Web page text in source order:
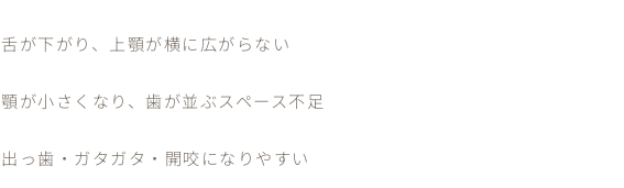
舌が下がり、上顎が横に広がらない
顎が小さくなり、歯が並ぶスペース不足
出っ歯・ガタガタ・開咬になりやすい